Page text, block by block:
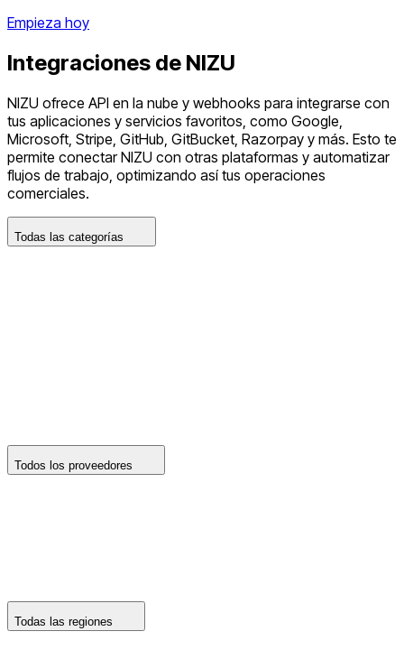
Empieza hoy
Integraciones de NIZU
NIZU ofrece API en la nube y webhooks para integrarse con
tus aplicaciones y servicios favoritos, como Google,
Microsoft, Stripe, GitHub, GitBucket, Razorpay y más. Esto te
permite conectar NIZU con otras plataformas y automatizar
flujos de trabajo, optimizando así tus operaciones
comerciales.
Todas las categorías
Todos los proveedores
Todas las regiones